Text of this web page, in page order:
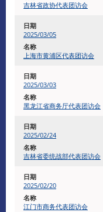
吉林省政协代表团访会
2025/03/05
上海市黄浦区代表团访会
2025/03/03
黑龙江省商务厅代表团访会
2025/02/24
吉林省委统战部代表团访会
2025/02/20
江门市商务代表团访会